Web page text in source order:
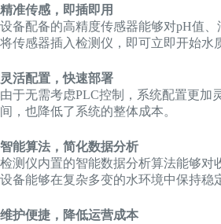
精准传感，即插即用
设备配备的高精度传感器能够对pH值
将传感器插入检测仪，即可立即开始水
灵活配置，快速部署
由于无需考虑PLC控制，系统配置更加
间，也降低了系统的整体成本。
智能算法，简化数据分析
检测仪内置的智能数据分析算法能够
设备能够在复杂多变的水环境中保持稳
维护便捷，降低运营成本